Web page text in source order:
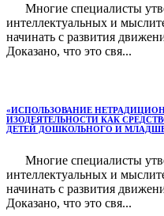
Многие специалисты
интеллектуальных и
начинать с развития
Доказано, что это свя...
«ИСПОЛЬЗОВАНИЕ
ИЗОДЕЯТЕЛЬНОСТИ КАК
ДЕТЕЙ ДОШКОЛЬНОГО И
Многие специалисты
интеллектуальных и
начинать с развития
Доказано, что это свя...